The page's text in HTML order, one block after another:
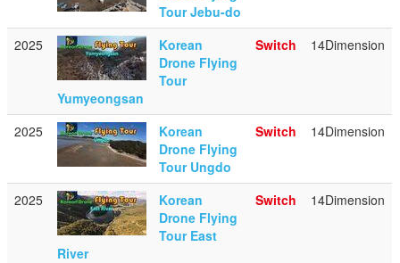
Tour Jebu-do
2025
Korean
Drone Flying
Tour
Yumyeongsan
Switch 14Dimension
2025
Korean
Drone Flying
Tour Ungdo
Switch 14Dimension
2025
Korean
Drone Flying
Tour East
River
Switch 14Dimension